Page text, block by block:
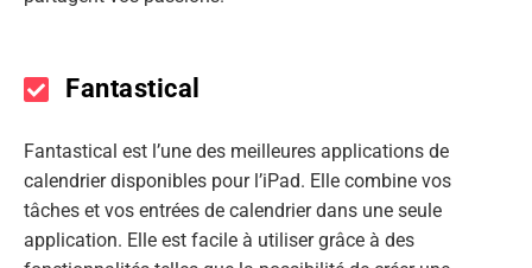
Fantastical
Fantastical est l’une des meilleures applications de
calendrier disponibles pour l’iPad. Elle combine vos
tâches et vos entrées de calendrier dans une seule
application. Elle est facile à utiliser grâce à des